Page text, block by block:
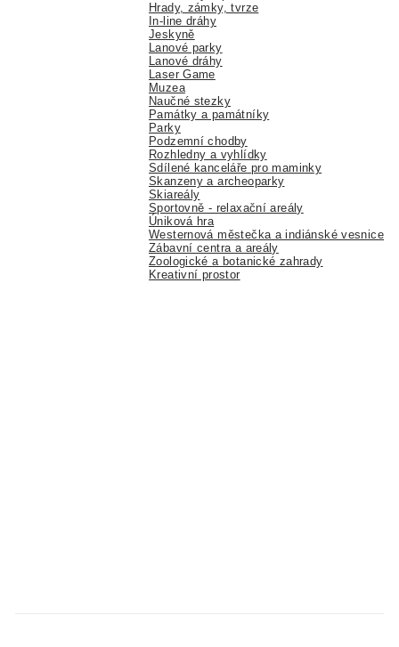
Hrady, zámky, tvrze
In-line dráhy
Jeskyně
Lanové parky
Lanové dráhy
Laser Game
Muzea
Naučné stezky
Památky a památníky
Parky
Podzemní chodby
Rozhledny a vyhlídky
Sdílené kanceláře pro maminky
Skanzeny a archeoparky
Skiareály
Sportovně - relaxační areály
Úniková hra
Westernová městečka a indiánské vesnice
Zábavní centra a areály
Zoologické a botanické zahrady
Kreativní prostor